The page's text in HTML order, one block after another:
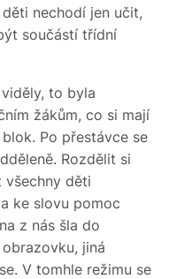
nechodí jen učit,
součástí třídní
to byla
žákům, co si mají
Po přestávce se
Rozdělit si
všechny děti
ke slovu pomoc
z nás šla do
jiná
V tomhle režimu se